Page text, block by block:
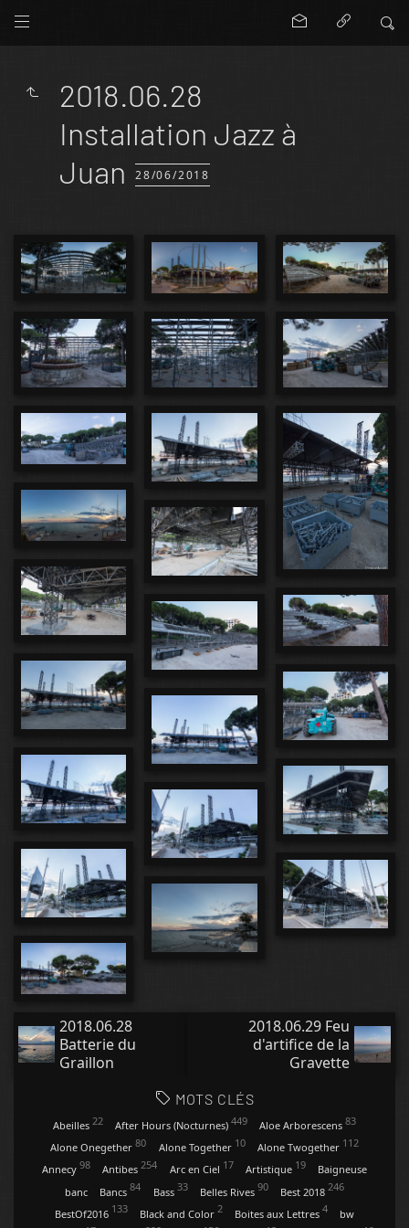
2018.06.28
Installation Jazz à
Juan
28/06/2018
2018.06.28
Batterie du
Graillon
2018.06.29 Feu
d'artifice de la
Gravette
MOTS CLÉS
Abeilles 22 After Hours (Nocturnes) 449 Aloe Arborescens 83
Alone Onegether 80 Alone Together 10 Alone Twogether 112
Annecy 98 Antibes 254 Arc en Ciel 17 Artistique 19
Baigneuse
banc
Bancs 84 Bass 33 Belles Rives 90 Best 2018 246
BestOf2016 133 Black and Color 2 Boites aux Lettres 4
bw